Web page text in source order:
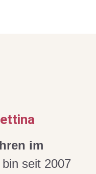
im
bin seit 2007